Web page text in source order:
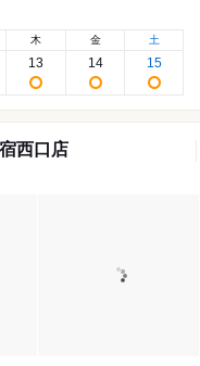
木
13
金
14
土
15
西口店